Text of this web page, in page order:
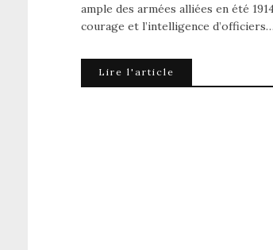
ample des armées alliées en été
courage et l’intelligence d’officiers…
Lire l'article